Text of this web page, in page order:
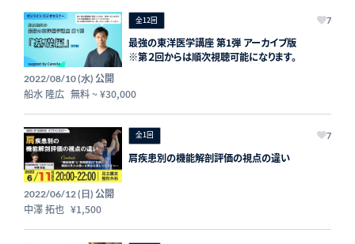
全12回 7
最強の東洋医学講座 第1弾 アーカイブ版
※第２回からは順次視聴可能になります。
2022/08/10 (水) 公開
船水 隆広 無料~¥30,000
全1回 7
肩疾患別の機能解剖評価の視点の違い
2022/06/12 (日) 公開
中澤 拓也 ¥1,500